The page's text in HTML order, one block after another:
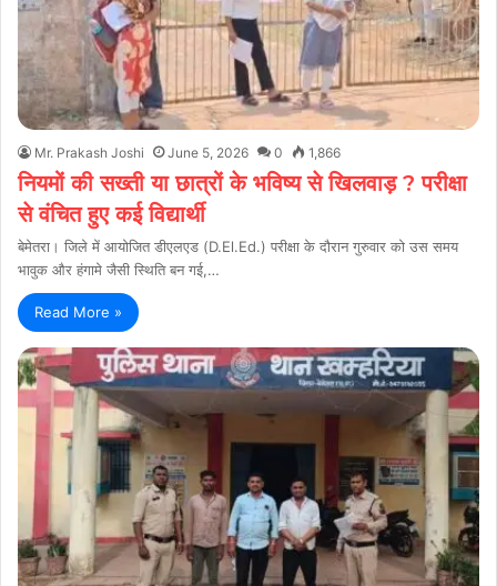
Mr. Prakash Joshi June 5, 2026 0 1,866
नियमों की सख्ती या छात्रों के भविष्य से खिलवाड़ ? परीक्षा
से वंचित हुए कई विद्यार्थी
बेमेतरा। जिले में आयोजित डीएलएड (D.El.Ed.) परीक्षा के दौरान गुरुवार को उस समय
भावुक और हंगामे जैसी स्थिति बन गई,…
Read More »